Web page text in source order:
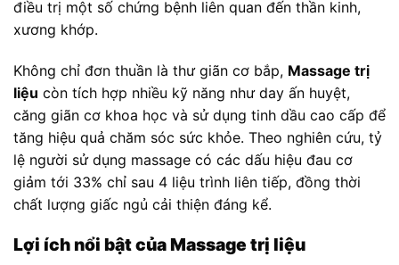
điều trị một số chứng bệnh liên quan đến thần kinh,
xương khớp.
Không chỉ đơn thuần là thư giãn cơ bắp, Massage trị
liệu còn tích hợp nhiều kỹ năng như day ấn huyệt,
căng giãn cơ khoa học và sử dụng tinh dầu cao cấp để
tăng hiệu quả chăm sóc sức khỏe. Theo nghiên cứu, tỷ
lệ người sử dụng massage có các dấu hiệu đau cơ
giảm tới 33% chỉ sau 4 liệu trình liên tiếp, đồng thời
chất lượng giấc ngủ cải thiện đáng kể.
Lợi ích nổi bật của Massage trị liệu